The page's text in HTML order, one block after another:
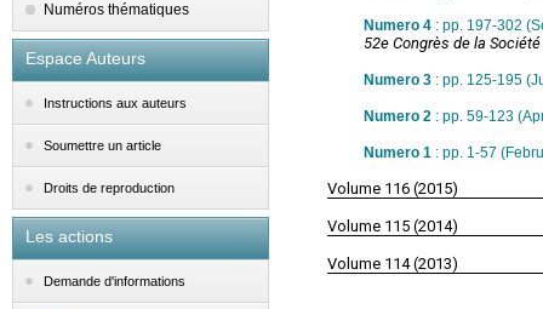
Numéros thématiques
Espace Auteurs
Instructions aux auteurs
Soumettre un article
Droits de reproduction
Les actions
Demande d'informations
Numero 4 : pp. 197-302
52e Congrès de la
Numero 3 : pp. 125-195
Numero 2 : pp. 59-123
Numero 1 : pp. 1-57
Volume 116 (2015)
Volume 115 (2014)
Volume 114 (2013)